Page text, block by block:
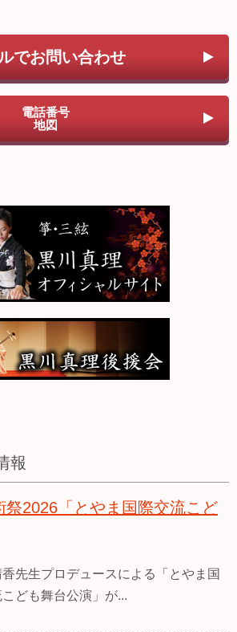
でお問い合わせ
電話番号
地図
報
祭2026「とやま国際交流こど
先生プロデュースによる「とやま国
こども舞台公演」が...